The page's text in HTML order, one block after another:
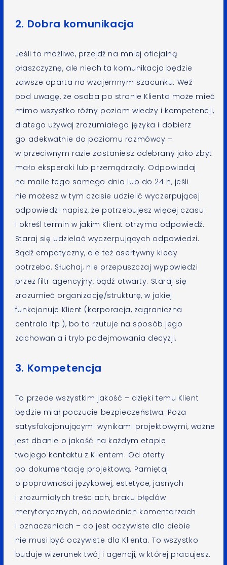
2. Dobra komunikacja
Jeśli to możliwe, przejdź na mniej oficjalną
płaszczyznę, ale niech ta komunikacja będzie
zawsze oparta na wzajemnym szacunku. Weź
pod uwagę, że osoba po stronie Klienta może mieć
mimo wszystko różny poziom wiedzy i kompetencji,
dlatego używaj zrozumiałego języka i dobierz
go adekwatnie do poziomu rozmówcy –
w przeciwnym razie zostaniesz odebrany jako zbyt
mało ekspercki lub przemądrzały. Odpowiadaj
na maile tego samego dnia lub do 24 h, jeśli
nie możesz w tym czasie udzielić wyczerpującej
odpowiedzi napisz, że potrzebujesz więcej czasu
i określ termin w jakim Klient otrzyma odpowiedź.
Staraj się udzielać wyczerpujących odpowiedzi.
Bądź empatyczny, ale też asertywny kiedy
potrzeba. Słuchaj, nie przepuszczaj wypowiedzi
przez filtr agencyjny, bądź otwarty. Staraj się
zrozumieć organizację/strukturę, w jakiej
funkcjonuje Klient (korporacja, zagraniczna
centrala itp.), bo to rzutuje na sposób jego
zachowania i tryb podejmowania decyzji.
3. Kompetencja
To przede wszystkim jakość – dzięki temu Klient
będzie miał poczucie bezpieczeństwa. Poza
satysfakcjonującymi wynikami projektowymi, ważne
jest dbanie o jakość na każdym etapie
twojego kontaktu z Klientem. Od oferty
po dokumentację projektową. Pamiętaj
o poprawności językowej, estetyce, jasnych
i zrozumiałych treściach, braku błędów
merytorycznych, odpowiednich komentarzach
i oznaczeniach – co jest oczywiste dla ciebie
nie musi być oczywiste dla Klienta. To wszystko
buduje wizerunek twój i agencji, w której pracujesz.